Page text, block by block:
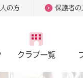
の方 保護者の
クラブ一覧